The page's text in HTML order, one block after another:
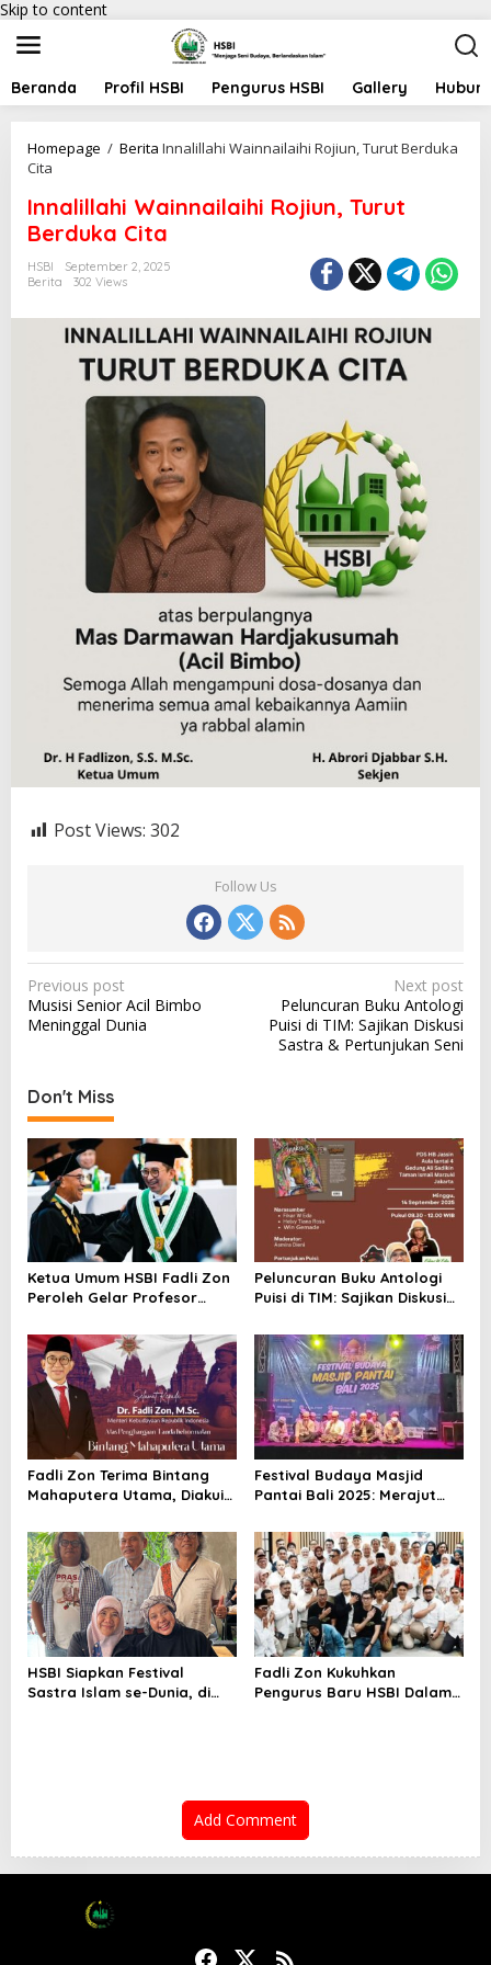
Skip to content
Beranda Profil HSBI Pengurus HSBI Gallery
Homepage / Berita Innalillahi Wainnailaihi Rojiun, Turut Berduka
Cita
Innalillahi Wainnailaihi Rojiun, Turut
Berduka Cita
HSBI
September 2, 2025
Berita
302 Views
Post Views: 302
Follow Us
P
o
n
a
v
i
g
a
t
o
n
Previous post
Musisi Senior Acil Bimbo
Meninggal Dunia
Next post
Peluncuran Buku Antologi
Puisi di TIM: Sajikan Diskusi
Sastra & Pertunjukan Seni
Don't Miss
Ketua Umum HSBI Fadli Zon
Peroleh Gelar Profesor
Nasional
Peluncuran Buku Antologi
Puisi di TIM: Sajikan Diskusi
Fadli Zon Terima Bintang
Mahaputera Utama, Diakui
Politik
Festival Budaya Masjid
Pantai Bali 2025: Merajut
Menyapa Dunia dari
Jembrana
HSBI Siapkan Festival
Sastra Islam se-Dunia, di
Fadli Zon Kukuhkan
Pengurus Baru HSBI Dalam
Add Comment